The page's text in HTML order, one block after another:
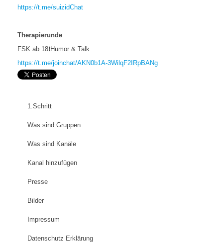
https://t.me/suizidChat
Therapierunde
FSK ab 18❗️Humor & Talk
https://t.me/joinchat/AKN0b1A-3WilqF2IRpBANg
1.Schritt
Was sind Gruppen
Was sind Kanäle
Kanal hinzufügen
Presse
Bilder
Impressum
Datenschutz Erklärung